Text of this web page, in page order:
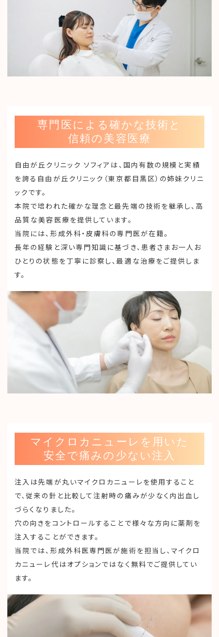
専門医による確かな技術と
信頼の美容医療
自由が丘クリニック ソフィアは、国内有数の規模と実績
を誇る自由が丘クリニック（東京都目黒区）の姉妹クリニ
ックです。
本院で培われた確かな理念と最先端の技術を継承し、高
品質な美容医療を提供しています。
当院には、形成外科・皮膚科の専門医が在籍。
長年の経験と深い専門知識に基づき、患者さまお一人お
ひとりの状態を丁寧に診察し、最適な治療をご提供しま
す。
マイクロカニューレを用いた
安全で痛みの少ない注入
注入は先端が丸いマイクロカニューレを使用すること
で、従来の針と比較して注射時の痛みが少なく内出血し
づらくなりました。
穴の向きをコントロールすることで様々な方向に薬剤を
注入することができます。
当院では、形成外科医専門医が施術を担当し、マイクロ
カニューレ代はオプションではなく無料でご提供してい
ます。